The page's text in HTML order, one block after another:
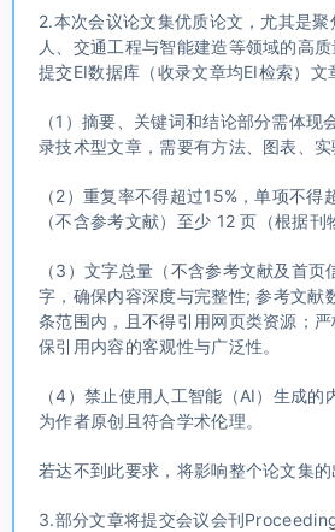
2.本次会议论文集优质论文，尤其是
人、交通工程与智能建造等领域的高
提交EI数据库（收录文章均EI检索）文
（1）摘要、关键词和结论部分需体现
录技术型文章，需要有方法、图表、
（2）重复率不得超过15%，单项不得
（不含参考文献）至少 12 页（根据刊
（3）文字总量（不含参考文献及首
字，确保内容深度与完整性; 参考文献
条范围内，且不得引用网页类资源；
保引用内容的客观性与广泛性。
（4）禁止使用人工智能（AI）生成的
为作者原创且符合学术伦理。
若达不到此要求，将影响整个论文集的
3.部分文章将提交会议会刊